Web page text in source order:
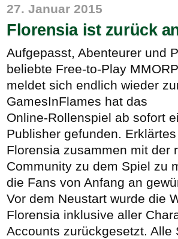
27. Januar 2015
Florensia ist zurück
Aufgepasst, Abenteurer und
beliebte Free-to-Play
meldet sich endlich wieder
GamesInFlames hat das
Online-Rollenspiel ab sofort
Publisher gefunden.
Florensia zusammen mit der
Community zu dem Spiel zu
die Fans von Anfang an
Vor dem Neustart wurde die
Florensia inklusive aller
Accounts zurückgesetzt. Alle